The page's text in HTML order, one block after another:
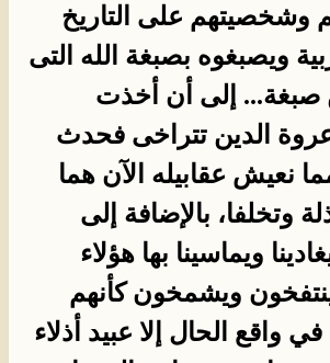
وشخصيتهم على التاريخ
ويصبغوه بصبغة الله التى
صبغة... إلى أن أخذت
الدين تتراخى فحدث
نعيش عقابيله الآن هما
وتخلفا، بالإضافة إلى
ويماسينا بها هؤلاء
ينتفخون ويشمخون كأنهم
واقع الحال إلا عبيد أذلاء